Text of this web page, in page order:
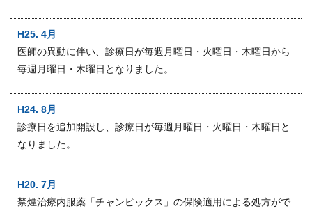
H25. 4月
医師の異動に伴い、診療日が毎週月曜日・火曜日・木曜日から
毎週月曜日・木曜日となりました。
H24. 8月
診療日を追加開設し、診療日が毎週月曜日・火曜日・木曜日と
なりました。
H20. 7月
禁煙治療内服薬「チャンピックス」の保険適用による処方がで